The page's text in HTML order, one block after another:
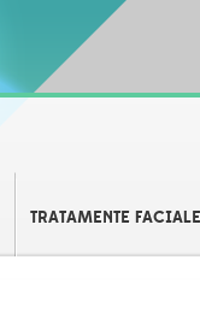
TRATAMENTE FACIALE